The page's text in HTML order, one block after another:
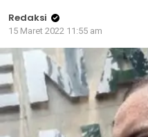
Redaksi
15 Maret 2022 11:55 am